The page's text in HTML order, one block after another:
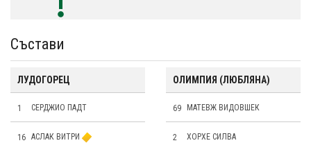
Състави
ЛУДОГОРЕЦ
1 СЕРДЖИО ПАДТ
16 АСЛАК ВИТРИ
ОЛИМПИЯ (ЛЮБЛЯНА)
69 МАТЕВЖ ВИДОВШЕК
2 ХОРХЕ СИЛВА